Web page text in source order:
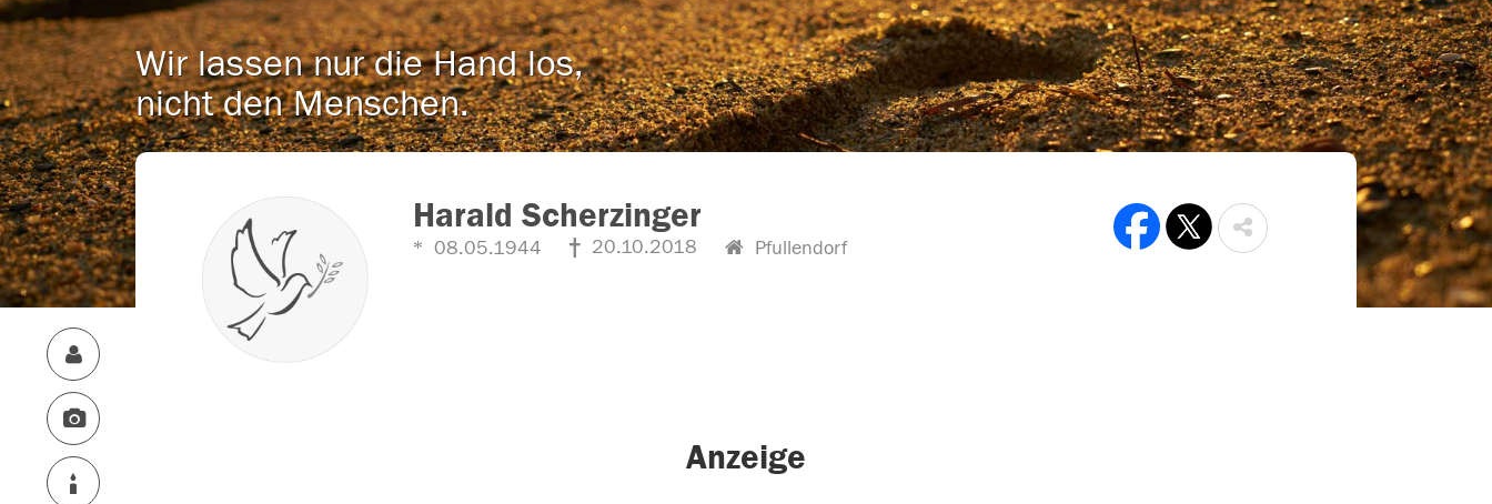
Wir lassen nur die Hand los,
nicht den Menschen.
Harald Scherzinger
08.05.1944 20.10.2018 Pfullendorf
Anzeige